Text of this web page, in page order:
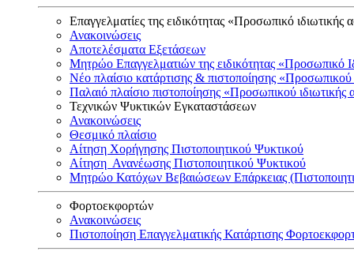
Επαγγελματίες της ειδικότητας «Προσωπικό ιδιωτικής
Ανακοινώσεις
Αποτελέσματα Εξετάσεων
Μητρώο Επαγγελματιών της ειδικότητας «Προσωπικό
Νέο πλαίσιο κατάρτισης & πιστοποίησης «Προσωπικού
Παλαιό πλαίσιο πιστοποίησης «Προσωπικού
Τεχνικών Ψυκτικών Εγκαταστάσεων
Ανακοινώσεις
Θεσμικό πλαίσιο
Αίτηση Χορήγησης Πιστοποιητικού Ψυκτικού
Αίτηση Ανανέωσης Πιστοποιητικού Ψυκτικού
Μητρώο Κατόχων Βεβαιώσεων Επάρκειας
Φορτοεκφορτών
Ανακοινώσεις
Πιστοποίηση Επαγγελματικής Κατάρτισης